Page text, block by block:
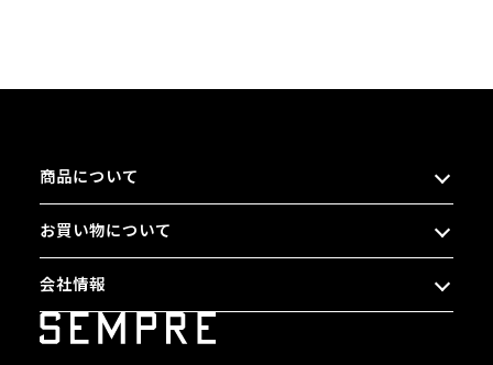
商品について
お買い物について
会社情報